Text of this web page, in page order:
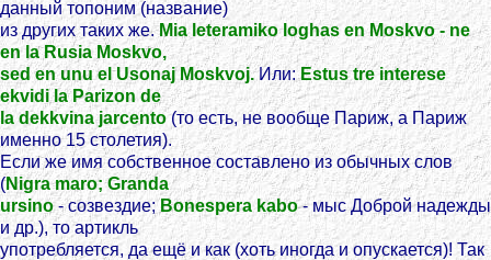
данный топоним (название)
из других таких же.Mia leteramiko loghas en Moskvo - ne
en la Rusia Moskvo,
sed en unu el Usonaj Moskvoj.Или:Estus tre interese
ekvidi la Parizon de
la dekkvina jarcento(то есть, не вообще Париж, а Париж
именно 15 столетия).
Если же имя собственное составлено из обычных слов
(Nigra maro; Granda
ursino- созвездие;Bonespera kabo- мыс Доброй надежды
и др.), то артикль
употребляется, да ещё и как (хоть иногда и опускается)! Так